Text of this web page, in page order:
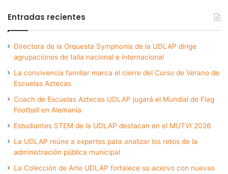
Entradas recientes
Directora de la Orquesta Symphonia de la UDLAP dirige
agrupaciones de talla nacional e internacional
La convivencia familiar marca el cierre del Curso de Verano de
Escuelas Aztecas
Coach de Escuelas Aztecas UDLAP jugará el Mundial de Flag
Football en Alemania
Estudiantes STEM de la UDLAP destacan en el MUTVI 2026
La UDLAP reúne a expertos para analizar los retos de la
administración pública municipal
La Colección de Arte UDLAP fortalece su acervo con nuevas